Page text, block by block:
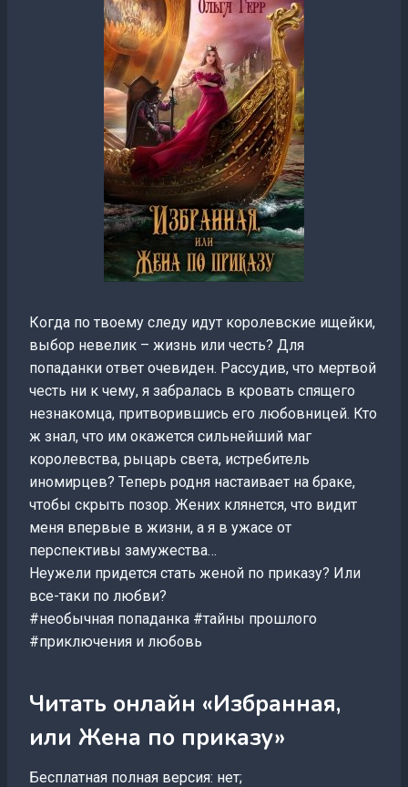
Когда по твоему следу идут королевские ищейки,
выбор невелик – жизнь или честь? Для
попаданки ответ очевиден. Рассудив, что мертвой
честь ни к чему, я забралась в кровать спящего
незнакомца, притворившись его любовницей. Кто
ж знал, что им окажется сильнейший маг
королевства, рыцарь света, истребитель
иномирцев? Теперь родня настаивает на браке,
чтобы скрыть позор. Жених клянется, что видит
меня впервые в жизни, а я в ужасе от
перспективы замужества…
Неужели придется стать женой по приказу? Или
все-таки по любви?
#необычная попаданка #тайны прошлого
#приключения и любовь
Читать онлайн «Избранная,
или Жена по приказу»
Бесплатная полная версия: нет;